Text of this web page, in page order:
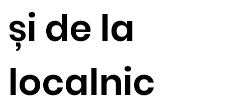
și de la
localnic